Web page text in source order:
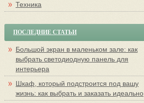
Техника
ПОСЛЕДНИЕ СТАТЬИ
Большой экран в маленьком зале: как
выбрать светодиодную панель для
интерьера
Шкаф, который подстроится под вашу
жизнь: как выбрать и заказать идеально